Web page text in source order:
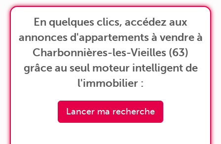
En quelques clics, accédez aux
annonces d'appartements à vendre à
Charbonnières-les-Vieilles (63)
grâce au seul moteur intelligent de
l'immobilier :
Lancer ma recherche